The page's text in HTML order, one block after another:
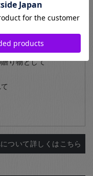
り物として
ついて詳しくはこちら